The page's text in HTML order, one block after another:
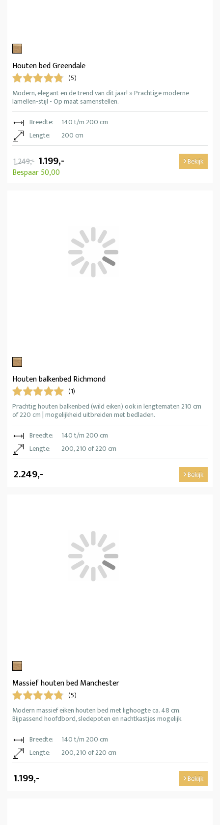
Houten bed Greendale
(5)
Modern, elegant en de trend van dit jaar! » Prachtige moderne
lamellen-stijl - Op maat samenstellen.
Breedte:
140 t/m 200 cm
Lengte:
200 cm
1.249,- 1.199,-
Bespaar 50,00
Bekijk
Houten balkenbed Richmond
(1)
Prachtig houten balkenbed (wild eiken) ook in lengtematen 210 cm
of 220 cm | mogelijkheid uitbreiden met bedladen.
Breedte:
140 t/m 200 cm
Lengte:
200, 210 of 220 cm
2.249,- Bekijk
Massief houten bed Manchester
(5)
Modern massief eiken houten bed met lighoogte ca. 48 cm.
Bijpassend hoofdbord, sledepoten en nachtkastjes mogelijk.
Breedte:
140 t/m 200 cm
Lengte:
200, 210 of 220 cm
1.199,- Bekijk